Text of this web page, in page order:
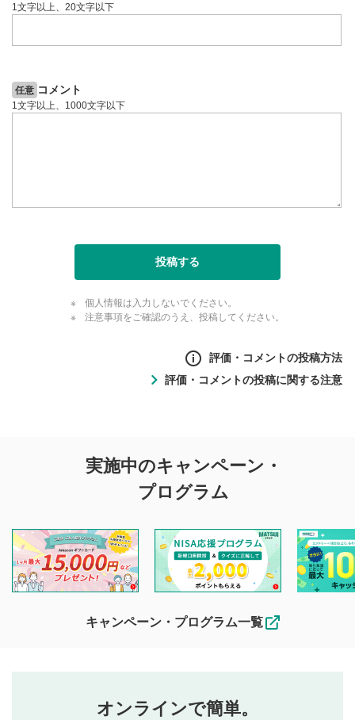
1文字以上、20文字以下
任意 コメント
1文字以上、1000文字以下
投稿する
個人情報は入力しないでください。
注意事項をご確認のうえ、投稿してください。
評価・コメントの投稿方法
評価・コメントの投稿に関する注意
投稿に関する注意
を目的として、各動画コンテンツに、評価およびコメントの
投稿ができます。利用者は以下の注意事項をご理解のうえ、
閲覧および投稿を行うものとしてください。
他の利用者が動画を視聴される際の参考になるコメントをお
待ちしております。
なお、投稿をもって、本注意事項に同意されたものとみなし
行ってください。
実施中のキャンペーン・
プログラム
キャンペーン・プログラム一覧
オンラインで簡単。